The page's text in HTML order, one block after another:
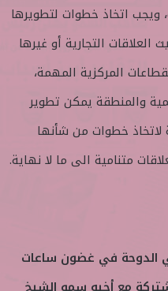
ويجب اتخاذ خطوات لتطويرها
العلاقات التجارية أو غيرها
المركزية المهمة،
والمنطقة يمكن تطوير
لاتخاذ خطوات من شأنها
متنامية الى ما لا نهاية.
الدوحة في غضون ساعات